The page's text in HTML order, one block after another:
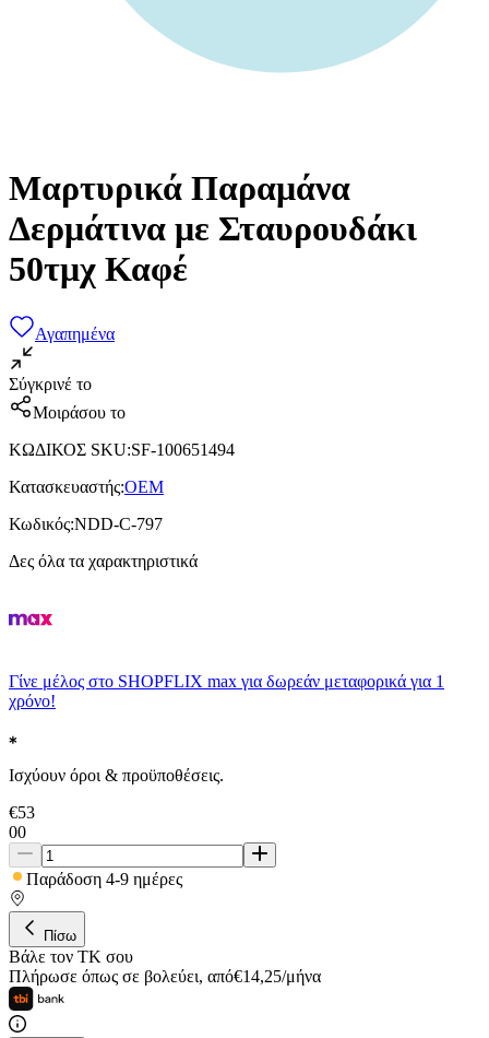
Μαρτυρικά Παραμάνα
Δερμάτινα με Σταυρουδάκι
50τμχ Καφέ
Αγαπημένα
Σύγκρινέ το
Μοιράσου το
ΚΩΔΙΚΟΣ SKU:SF-100651494
Κατασκευαστής:OEM
Κωδικός:NDD-C-797
Δες όλα τα χαρακτηριστικά
Γίνε μέλος στο SHOPFLIX max για δωρεάν μεταφορικά για 1
χρόνο!
Ισχύουν όροι & προϋποθέσεις.
€53
00
Παράδοση 4-9 ημέρες
Πίσω
Βάλε τον ΤΚ σου
Πλήρωσε όπως σε βολεύει, από€14,25/μήνα